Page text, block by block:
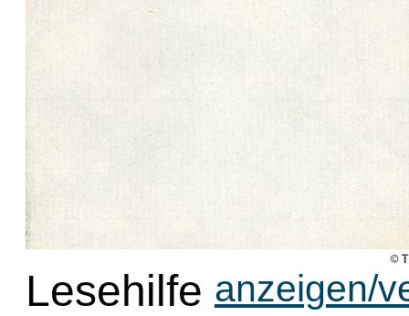
Lesehilfe anzeigen/